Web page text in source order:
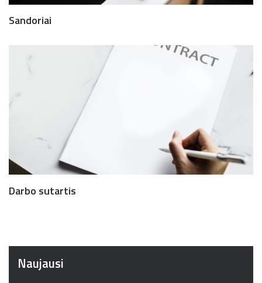
Sandoriai
Darbo sutartis
Naujausi